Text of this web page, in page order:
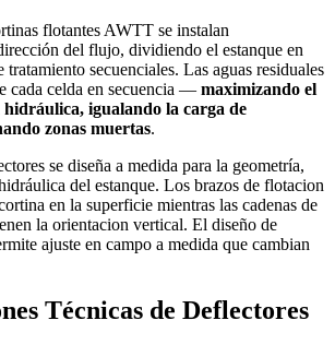
flotantes AWTT se instalan
del flujo, dividiendo el estanque en
tratamiento secuenciales. Las aguas residuales
cada celda en secuencia — maximizando el
igualando la carga de
zonas muertas.
se diseña a medida para la geometría,
del estanque. Los brazos de flotacion
en la superficie mientras las cadenas de
la orientacion vertical. El diseño de
ajuste en campo a medida que cambian
Técnicas de Deflectores